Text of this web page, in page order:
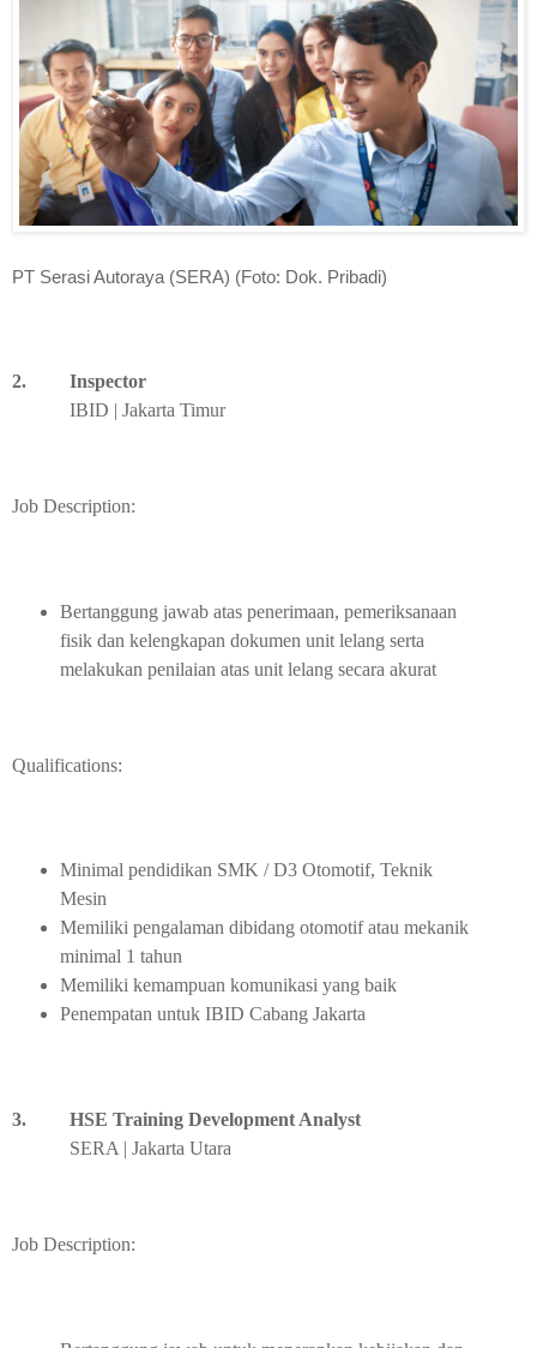
PT Serasi Autoraya (SERA) (Foto: Dok. Pribadi)
2.
Inspector
IBID | Jakarta Timur
Job Description:
Bertanggung jawab atas penerimaan, pemeriksanaan
fisik dan kelengkapan dokumen unit lelang serta
melakukan penilaian atas unit lelang secara akurat
Qualifications:
Minimal pendidikan SMK / D3 Otomotif, Teknik
Mesin
Memiliki pengalaman dibidang otomotif atau mekanik
minimal 1 tahun
Memiliki kemampuan komunikasi yang baik
Penempatan untuk IBID Cabang Jakarta
3.
HSE Training Development Analyst
SERA | Jakarta Utara
Job Description: